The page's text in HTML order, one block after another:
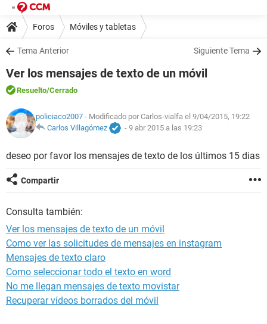
Foros Móviles y tabletas
Tema Anterior Siguiente Tema
Ver los mensajes de texto de un móvil
Resuelto/Cerrado
policiaco2007 - Modificado por Carlos-vialfa el 9/04/2015, 19:22
Carlos Villagómez
- 9 abr 2015 a las 19:23
deseo por favor los mensajes de texto de los últimos 15 dias
Compartir
Consulta también:
Ver los mensajes de texto de un móvil
Como ver las solicitudes de mensajes en instagram
Mensajes de texto claro
Como seleccionar todo el texto en word
No me llegan mensajes de texto movistar
Recuperar vídeos borrados del móvil